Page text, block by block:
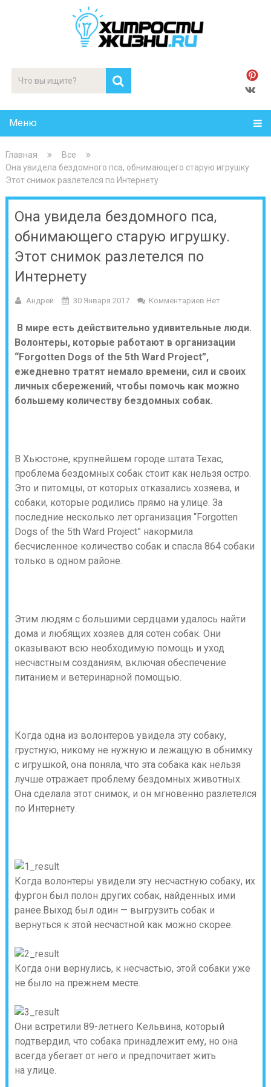
Меню
Главная
Все
Она увидела бездомного пса, обнимающего старую игрушку.
Этот снимок разлетелся по Интернету
Она увидела бездомного пса,
обнимающего старую игрушку.
Этот снимок разлетелся по
Интернету
Андрей 30 Января 2017 Комментариев Нет
В мире есть действительно удивительные люди.
Волонтеры, которые работают в организации
“Forgotten Dogs of the 5th Ward Project”,
ежедневно тратят немало времени, сил и своих
личных сбережений, чтобы помочь как можно
большему количеству бездомных собак.
В Хьюстоне, крупнейшем городе штата Техас,
проблема бездомных собак стоит как нельзя остро.
Это и питомцы, от которых отказались хозяева, и
собаки, которые родились прямо на улице. За
последние несколько лет организация “Forgotten
Dogs of the 5th Ward Project” накормила
бесчисленное количество собак и спасла 864 собаки
только в одном районе.
Этим людям с большими сердцами удалось найти
дома и любящих хозяев для сотен собак. Они
оказывают всю необходимую помощь и уход
несчастным созданиям, включая обеспечение
питанием и ветеринарной помощью.
Когда одна из волонтеров увидела эту собаку,
грустную, никому не нужную и лежащую в обнимку
с игрушкой, она поняла, что эта собака как нельзя
лучше отражает проблему бездомных животных.
Она сделала этот снимок, и он мгновенно разлетелся
по Интернету.
Когда волонтеры увидели эту несчастную собаку, их
фургон был полон других собак, найденных ими
ранее.Выход был один — выгрузить собак и
вернуться к этой несчастной как можно скорее.
Когда они вернулись, к несчастью, этой собаки уже
не было на прежнем месте.
Они встретили 89-летнего Кельвина, который
подтвердил, что собака принадлежит ему, но она
всегда убегает от него и предпочитает жить
на улице.